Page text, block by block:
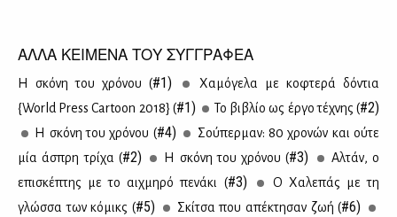
ΑΛΛΑ ΚΕΙΜΕΝΑ ΤΟΥ ΣΥΓΓΡΑΦΕΑ
Η σκό­νη του χρό­νου (#1)
Χα­μό­γε­λα με κο­φτε­ρά δό­ντια
{World Press Cartoon 2018} (#1) Το βι­βλίο ως έρ­γο τέ­χνης (#2)
Η σκό­νη του χρό­νου (#4)
Σού­περ­μαν: 80 χρο­νών και ού­τε
μία άσπρη τρί­χα (#2) Η σκό­νη του χρό­νου (#3)
Αλ­τάν, ο
επι­σκέ­πτης με το αιχ­μη­ρό πε­νά­κι (#3)
Ο Χα­λε­πάς με τη
γλώσ­σα των κό­μικς (#5) Σκί­τσα που απέ­κτη­σαν ζωή (#6)